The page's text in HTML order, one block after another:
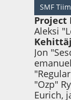
SMF
Project
Aleksi
Jon
"Ozp"
Eurich,